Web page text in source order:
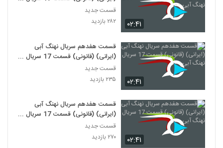
۰۲:۴۱
نهنگ آبی - -
قسمت جدید
۲۸۲ بازدید
۰۲:۴۱
قسمت هفدهم سریال نهنگ آبی
(ایرانی) (قانونی) قسمت 17 سریال
نهنگ آبی-
قسمت جدید
۲۳۵ بازدید
۰۲:۴۱
قسمت هفدهم سریال نهنگ آبی
(ایرانی) (قانونی) قسمت 17 سریال
نهنگ آبی
قسمت جدید
۲۷۰ بازدید